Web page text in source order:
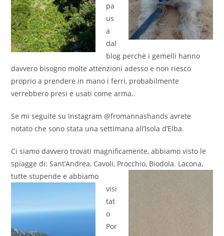
pa
us
a
dal
blog perchè i gemelli hanno
davvero bisogno molte attenzioni adesso e non riesco
proprio a prendere in mano i ferri, probabilmente
verrebbero presi e usati come arma..
Se mi seguite su Instagram @fromannashands avrete
notato che sono stata una settimana all’Isola d’Elba.
Ci siamo davvero trovati magnificamente, abbiamo visto le
spiagge di: Sant’Andrea, Cavoli, Procchio, Biodola. Lacona,
tuttestupende e abbiamo
visi
tat
o
Por